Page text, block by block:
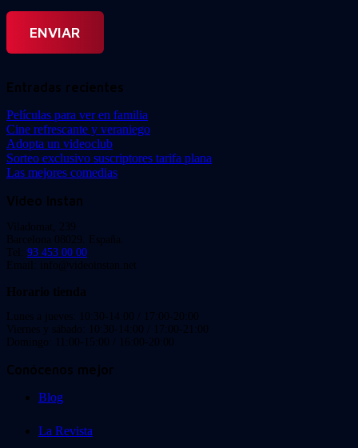
Entradas recientes
Películas para ver en familia
Cine refrescante y veraniego
Adopta un videoclub
Sorteo exclusivo suscriptores tarifa plana
Las mejores comedias
Video Instan
Viladomat, 239
Barcelona 08029. España.
Tel: 93 453 00 00
Email: info@videoinstan.net
Horario tienda
Lunes a jueves: 10:30-14:00 / 17:00-20:00
Viernes y sábado: 10:30-14:00 / 17:00-21:00
Domingo: 11:00-15:00 / 16:00-20:00
Conócenos mejor
Blog
La Revista